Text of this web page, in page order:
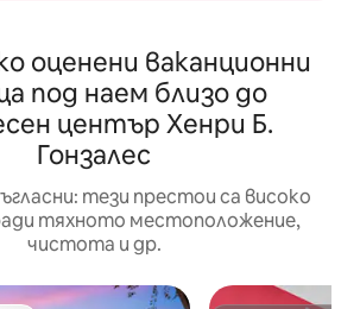
оценени ваканционни
под наем близо до
център Хенри Б.
Гонзалес
тези престои са високо
тяхното местоположение,
чистота и др.